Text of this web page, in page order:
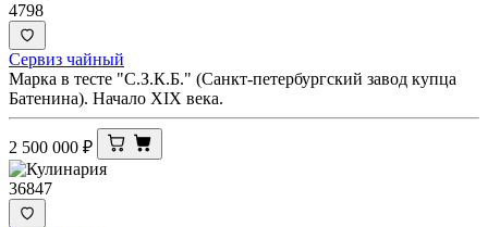
4798
Сервиз чайный
Марка в тесте "С.З.К.Б." (Санкт-петербургский завод купца
Батенина). Начало XIX века.
2 500 000 ₽
36847